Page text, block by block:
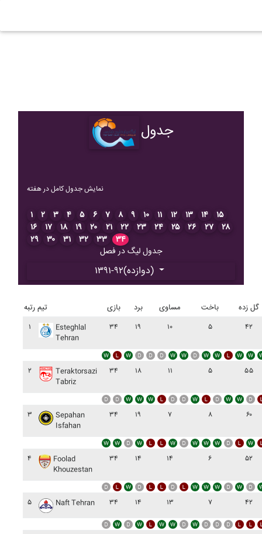
جدول
نمایش جدول کامل در هفته
۱ ۲ ۳ ۴ ۵ ۶ ۷ ۸ ۹ ۱۰ ۱۱ ۱۲ ۱۳ ۱۴
۱۵
۱۶
۱۷ ۱۸ ۱۹ ۲۰ ۲۱ ۲۲ ۲۳ ۲۴ ۲۵ ۲۶ ۲۷
۲۸
۲۹
۳۰ ۳۱ ۳۲ ۳۳
۳۴
جدول لیگ در فصل
۱۳۹۱-۹۲(دوازده)
رتبه تیم بازی برد مساوی باخت گل زده
۱
Esteghlal
Tehran
۳۴ ۱۹ ۱۰ ۵ ۴۲
۲
Teraktorsazi
Tabriz
۳۴ ۱۸ ۱۱ ۵ ۵۵
۳
Sepahan
Isfahan
۳۴ ۱۹ ۷ ۸ ۶۰
۴
Foolad
Khouzestan
۳۴ ۱۴ ۱۴ ۶ ۵۲
۵ Naft Tehran ۳۴ ۱۴ ۱۳ ۷ ۴۲